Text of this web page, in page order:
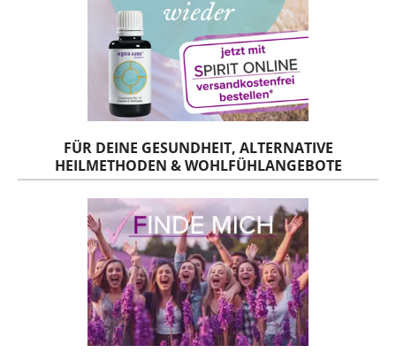
FÜR DEINE GESUNDHEIT, ALTERNATIVE
HEILMETHODEN & WOHLFÜHLANGEBOTE